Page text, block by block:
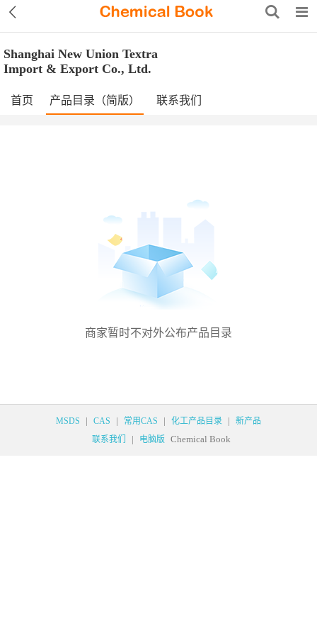
Shanghai New Union Textra
Import & Export Co., Ltd.
首页 产品目录（简版） 联系我们
商家暂时不对外公布产品目录
MSDS | CAS | 常用CAS | 化工产品目录 |
新产品
联系我们
| 电脑版 Chemical Book